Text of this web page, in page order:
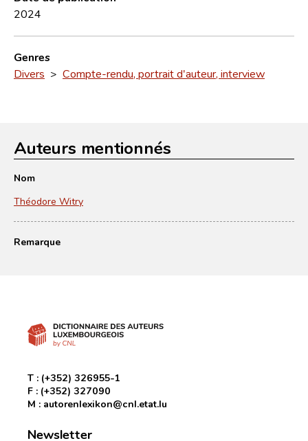
2024
Genres
Divers > Compte-rendu, portrait d'auteur, interview
Auteurs mentionnés
Nom
Théodore Witry
Remarque
T : (+352) 326955-1
F : (+352) 327090
M : autorenlexikon@cnl.etat.lu
Newsletter